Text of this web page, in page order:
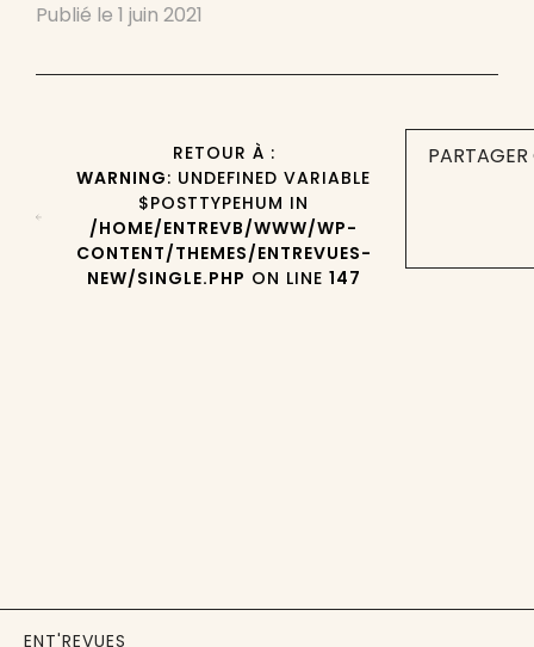
Publié le 1 juin 2021
RETOUR À :
WARNING: UNDEFINED VARIABLE
$POSTTYPEHUM IN
/HOME/ENTREVB/WWW/WP-
CONTENT/THEMES/ENTREVUES-
NEW/SINGLE.PHP ON LINE 147
ENT'REVUES